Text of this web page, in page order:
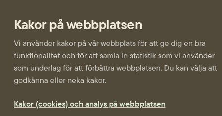
Kakor på webbplatsen
Vi använder kakor på vår webbplats för att ge dig en bra
funktionalitet och för att samla in statistik som vi använder
som underlag för att förbättra webbplatsen. Du kan välja att
godkänna eller neka kakor.
Kakor (cookies) och analys på webbplatsen